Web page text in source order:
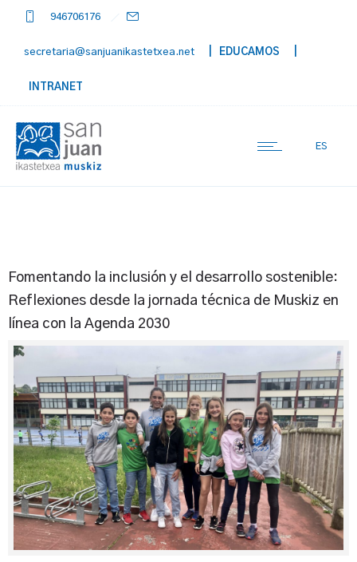
946706176
secretaria@sanjuanikastetxea.net | EDUCAMOS
INTRANET
ES
Fomentando la inclusión y el desarrollo sostenible:
Reflexiones desde la jornada técnica de Muskiz en
línea con la Agenda 2030